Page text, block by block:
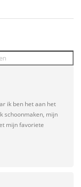
ik ben het aan het
schoonmaken, mijn
mijn favoriete